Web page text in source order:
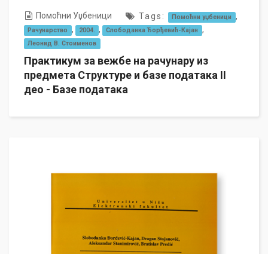
Помоћни Уџбеници Tags: Помоћни уџбеници ,
Рачунарство , 2004. , Слободанка Ђорђевић-Кајан ,
Леонид В. Стоименов
Практикум за вежбе на рачунару из
предмета Структуре и базе података II
део - Базе података